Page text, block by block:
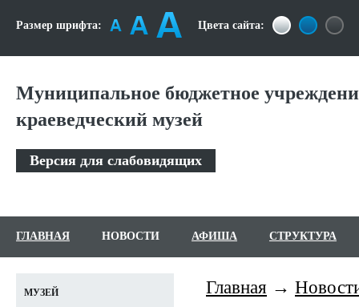
Размер шрифта: Цвета сайта:
Муниципальное бюджетное
краеведческий музей
Версия для слабовидящих
ГЛАВНАЯ НОВОСТИ АФИША СТРУКТУРА
Главная
МУЗЕЙ